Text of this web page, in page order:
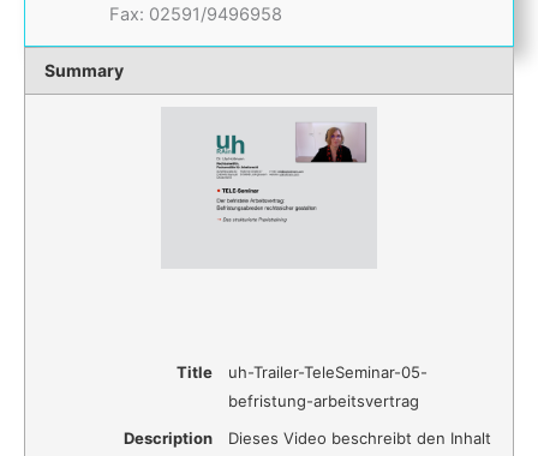
Fax: 02591/9496958
Summary
Title
uh-Trailer-TeleSeminar-05-
befristung-arbeitsvertrag
Description
Dieses Video beschreibt den Inhalt